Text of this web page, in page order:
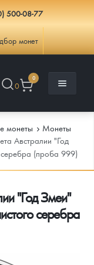
500-08-77
монет
0
0
монеты
Монеты
Австралии "Год
(проба 999)
"Год Змеи"
серебра